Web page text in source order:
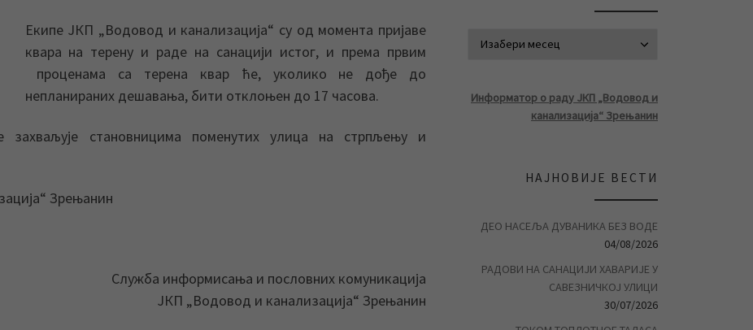
Екипе ЈКП „Водовод и канализација“ су од момента пријаве
квара на терену и раде на санацији истог, и према првим
проценама са терена квар ће, уколико не дође до
непланираних дешавања, бити отклоњен до 17 часова.
становницима поменутих улица на стрпљењу и
Зрењанин
Служба информисања и пословних комуникација
ЈКП „Водовод и канализација“ Зрењанин
Информатор о раду ЈКП „Водовод и
канализација“ Зрењанин
НАЈНОВИЈЕ ВЕСТИ
ДЕО НАСЕЉА ДУВАНИКА БЕЗ ВОДЕ
04/08/2026
РАДОВИ НА САНАЦИЈИ ХАВАРИЈЕ У
САВЕЗНИЧКОЈ УЛИЦИ
30/07/2026